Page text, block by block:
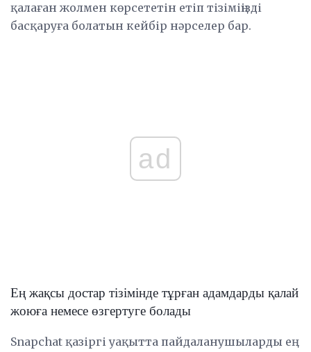
қалаған жолмен көрсететін етіп тізіміңізді
басқаруға болатын кейбір нәрселер бар.
ad
Ең жақсы достар тізімінде тұрған адамдарды қалай
жоюға немесе өзгертуге болады
Snapchat қазіргі уақытта пайдаланушыларды ең